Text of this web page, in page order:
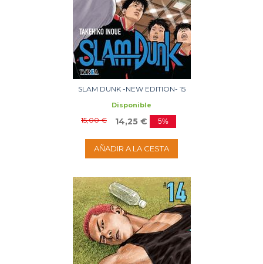
SLAM DUNK -NEW EDITION- 15
Disponible
15,00 € 14,25 € 5%
AÑADIR A LA CESTA